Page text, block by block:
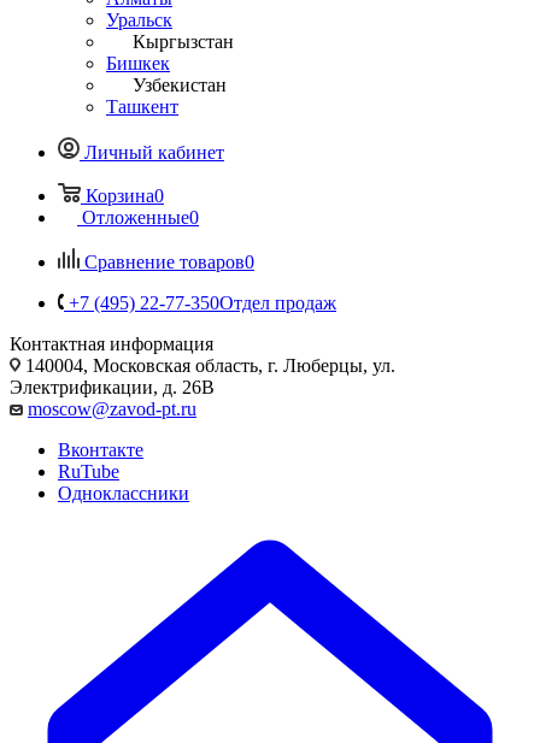
Уральск
Кыргызстан
Бишкек
Узбекистан
Ташкент
Личный кабинет
Корзина0
Отложенные0
Сравнение товаров0
+7 (495) 22-77-350Отдел продаж
Контактная информация
140004, Московская область, г. Люберцы, ул.
Электрификации, д. 26В
moscow@zavod-pt.ru
Вконтакте
RuTube
Одноклассники